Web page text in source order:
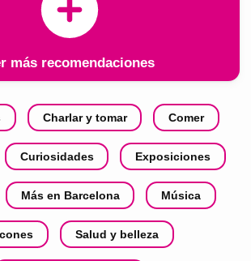
más recomendaciones
Charlar y tomar Comer
Curiosidades Exposiciones
Más en Barcelona Música
Salud y belleza